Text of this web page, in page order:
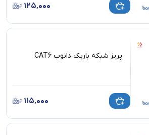
۱۲۵٬۰۰۰
پریز شبکه باریک دانوب CAT6
۱۱۵٬۰۰۰